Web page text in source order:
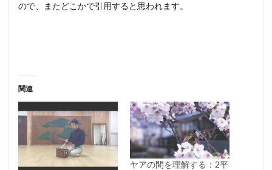
ので、またどこかで引用すると思われます。
関連
ヤアの間を理解する：2平